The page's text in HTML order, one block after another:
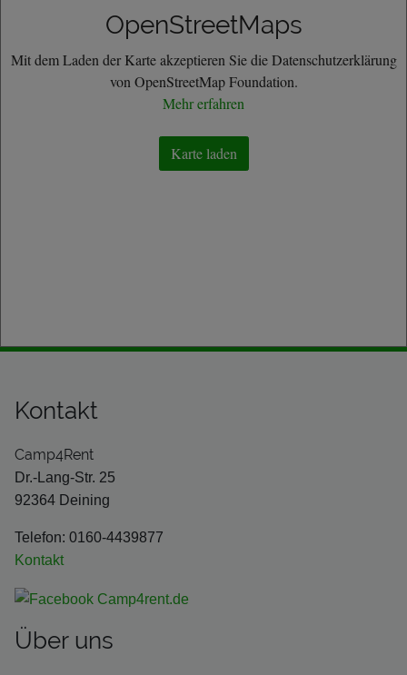
OpenStreetMaps
Mit dem Laden der Karte akzeptieren Sie die Datenschutzerklärung
von OpenStreetMap Foundation.
Mehr erfahren
Karte laden
Kontakt
Camp4Rent
Dr.-Lang-Str. 25
92364 Deining
Telefon: 0160-4439877
Kontakt
Über uns